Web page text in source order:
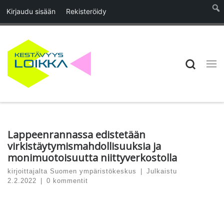
Kirjaudu sisään Rekisteröidy
Skip to content
Lappeenrannassa edistetään
virkistäytymismahdollisuuksia ja
monimuotoisuutta niittyverkostolla
kirjoittajalta Suomen ympäristökeskus
Julkaistu
2.2.2022
0 kommentit